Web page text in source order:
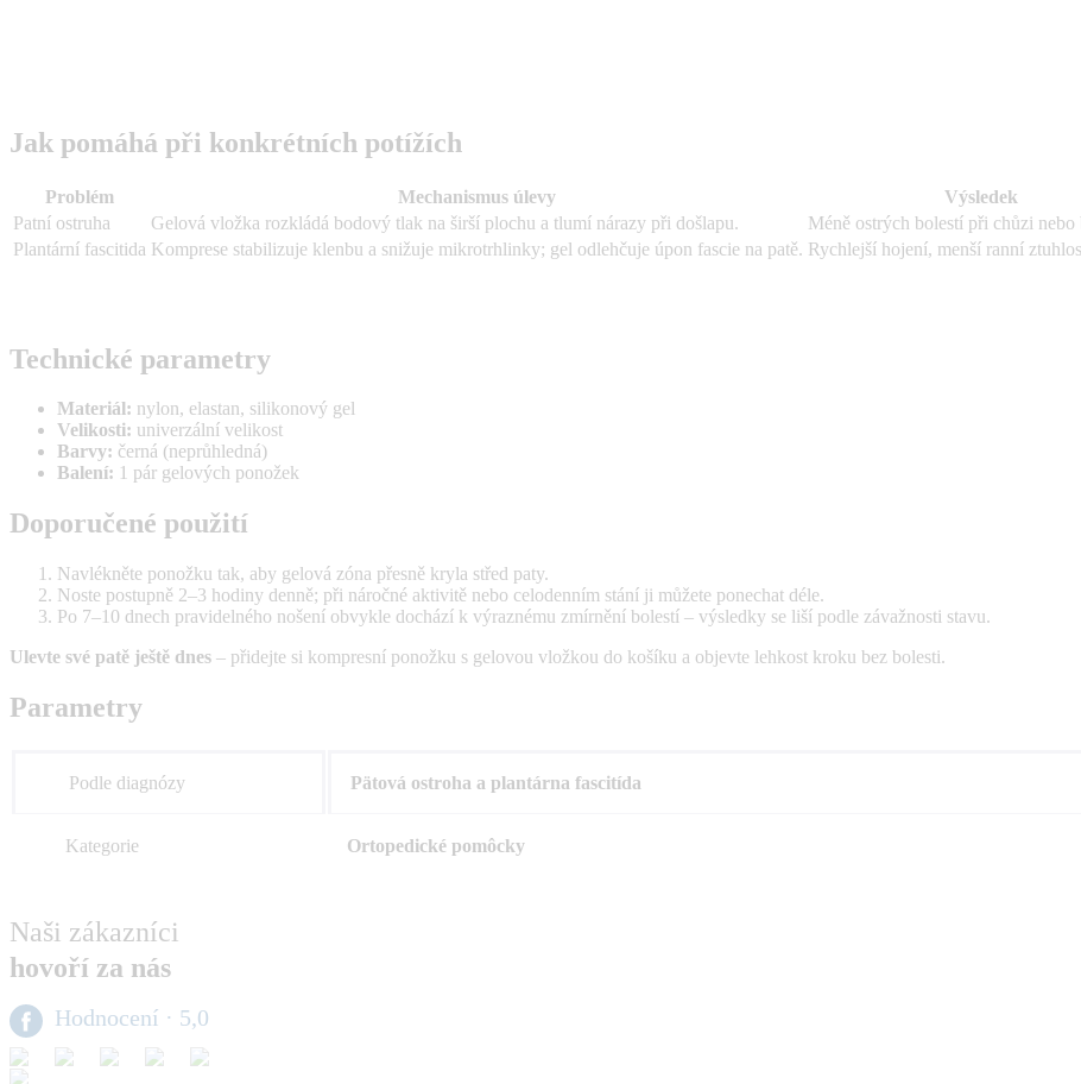
Jak pomáhá při konkrétních potížích
Problém Mechanismus úlevy
Výsledek
Patní ostruha
Gelová vložka rozkládá bodový tlak na širší plochu a tlumí nárazy při došlapu.
Méně ostrých bolestí při chůzi nebo
Plantární fascitida Komprese stabilizuje klenbu a snižuje mikrotrhlinky; gel odlehčuje úpon fascie na patě. Rychlejší hojení, menší ranní
Technické parametry
Materiál: nylon, elastan, silikonový gel
Velikosti: univerzální velikost
Barvy: černá (neprůhledná)
Balení: 1 pár gelových ponožek
Doporučené použití
Navlékněte ponožku tak, aby gelová zóna přesně kryla střed paty.
Noste postupně 2–3 hodiny denně; při náročné aktivitě nebo celodenním stání ji můžete ponechat déle.
Po 7–10 dnech pravidelného nošení obvykle dochází k výraznému zmírnění bolestí – výsledky se liší podle závažnosti stavu.
Ulevte své patě ještě dnes – přidejte si kompresní ponožku s gelovou vložkou do košíku a objevte lehkost kroku bez bolesti.
Parametry
Podle diagnózy Pätová ostroha a plantárna fascitída
Kategorie Ortopedické pomôcky
Naši zákazníci
hovoří za nás
Hodnocení · 5,0